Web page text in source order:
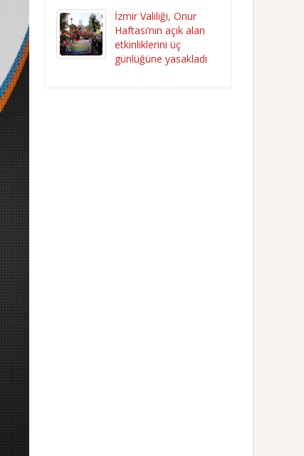
İzmir Valiliği, Onur
Haftası’nın açık alan
etkinliklerini üç
günlüğüne yasakladı